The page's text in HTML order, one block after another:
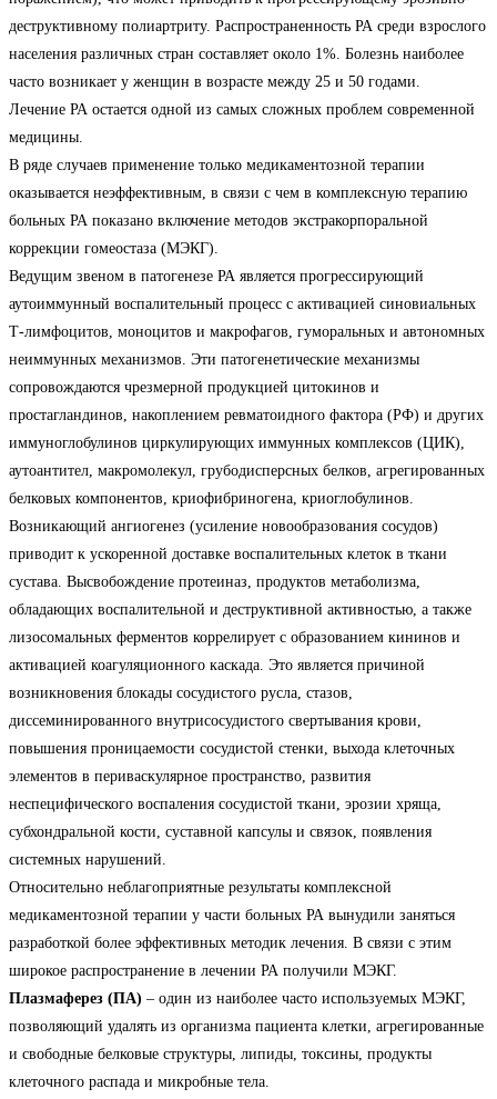
деструктивному полиартриту. Распространенность РА среди взрослого
населения различных стран составляет около 1%. Болезнь наиболее
часто возникает у женщин в возрасте между 25 и 50 годами.
Лечение РА остается одной из самых сложных проблем современной
медицины.
В ряде случаев применение только медикаментозной терапии
оказывается неэффективным, в связи с чем в комплексную терапию
больных РА показано включение методов экстракорпоральной
коррекции гомеостаза (МЭКГ).
Ведущим звеном в патогенезе РА является прогрессирующий
аутоиммунный воспалительный процесс с активацией синовиальных
Т-лимфоцитов, моноцитов и макрофагов, гуморальных и автономных
неиммунных механизмов. Эти патогенетические механизмы
сопровождаются чрезмерной продукцией цитокинов и
простагландинов, накоплением ревматоидного фактора (РФ) и других
иммуноглобулинов циркулирующих иммунных комплексов (ЦИК),
аутоантител, макромолекул, грубодисперсных белков, агрегированных
белковых компонентов, криофибриногена, криоглобулинов.
Возникающий ангиогенез (усиление новообразования сосудов)
приводит к ускоренной доставке воспалительных клеток в ткани
сустава. Высвобождение протеиназ, продуктов метаболизма,
обладающих воспалительной и деструктивной активностью, а также
лизосомальных ферментов коррелирует с образованием кининов и
активацией коагуляционного каскада. Это является причиной
возникновения блокады сосудистого русла, стазов,
диссеминированного внутрисосудистого свертывания крови,
повышения проницаемости сосудистой стенки, выхода клеточных
элементов в периваскулярное пространство, развития
неспецифического воспаления сосудистой ткани, эрозии хряща,
субхондральной кости, суставной капсулы и связок, появления
системных нарушений.
Относительно неблагоприятные результаты комплексной
медикаментозной терапии у части больных РА вынудили заняться
разработкой более эффективных методик лечения. В связи с этим
широкое распространение в лечении РА получили МЭКГ.
Плазмаферез (ПА) – один из наиболее часто используемых МЭКГ,
позволяющий удалять из организма пациента клетки, агрегированные
и свободные белковые структуры, липиды, токсины, продукты
клеточного распада и микробные тела.